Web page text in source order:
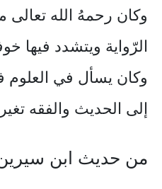
وكان رحمهُ الله
الرّواية ويتشدد فيها
وكان يسأل في
إلى الحديث والفقه
من حديث ابن